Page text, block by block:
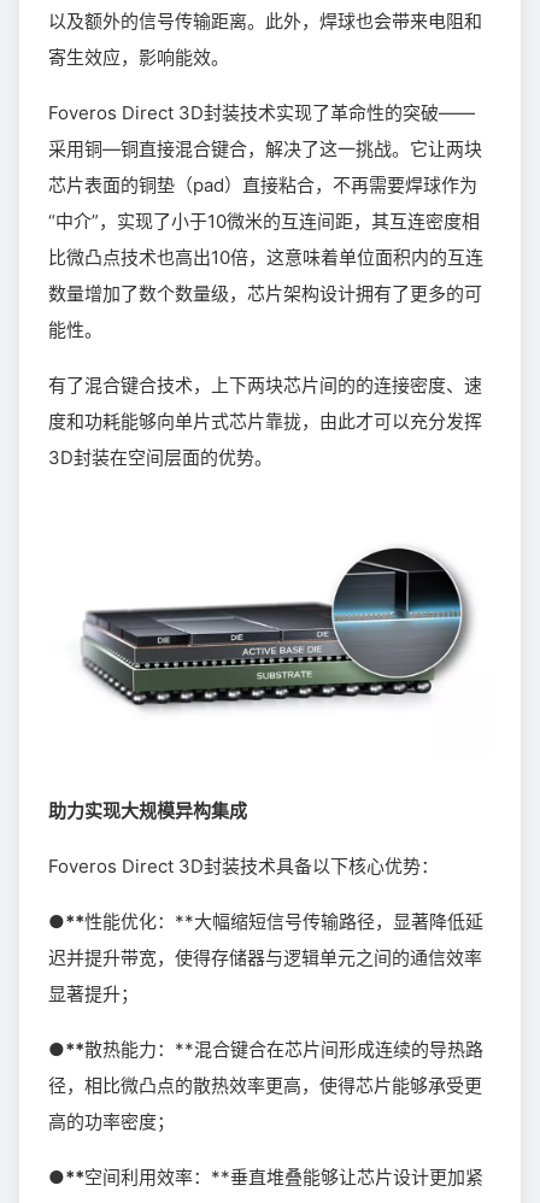
以及额外的信号传输距离。此外，焊球也会带来电阻和
寄生效应，影响能效。
Foveros Direct 3D封装技术实现了革命性的突破——
采用铜—铜直接混合键合，解决了这一挑战。它让两块
芯片表面的铜垫（pad）直接粘合，不再需要焊球作为
“中介”，实现了小于10微米的互连间距，其互连密度相
比微凸点技术也高出10倍，这意味着单位面积内的互连
数量增加了数个数量级，芯片架构设计拥有了更多的可
能性。
有了混合键合技术，上下两块芯片间的的连接密度、速
度和功耗能够向单片式芯片靠拢，由此才可以充分发挥
3D封装在空间层面的优势。
助力实现大规模异构集成
Foveros Direct 3D封装技术具备以下核心优势：
●**性能优化：**大幅缩短信号传输路径，显著降低延
迟并提升带宽，使得存储器与逻辑单元之间的通信效率
显著提升；
●**散热能力：**混合键合在芯片间形成连续的导热路
径，相比微凸点的散热效率更高，使得芯片能够承受更
高的功率密度；
●**空间利用效率：**垂直堆叠能够让芯片设计更加紧